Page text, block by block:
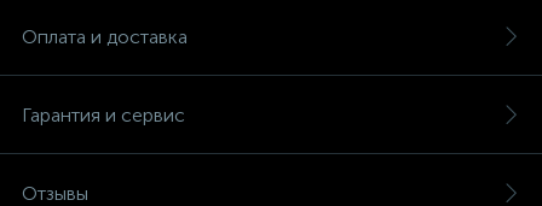
Оплата и доставка
Гарантия и сервис
Отзывы